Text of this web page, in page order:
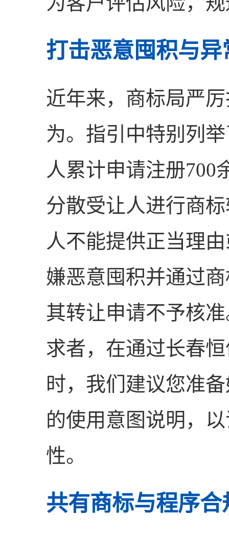
打击恶意囤积与
近年来，商标局严
为。指引中特别列
人累计申请注册700
分散受让人进行商
人不能提供正当理
嫌恶意囤积并通过
其转让申请不予核
求者，在通过长春
时，我们建议您准
的使用意图说明，
性。
共有商标与程序